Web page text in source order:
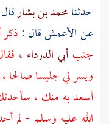
حدثنامحمد بن بشار
عنالأعمشقال :ذكر
جنبأبي الدرداء ،
ويسر لي جليسا صالحا
أسعد به منك ،
الله عليه وسلم - لم